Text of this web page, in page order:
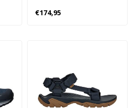
€174,95